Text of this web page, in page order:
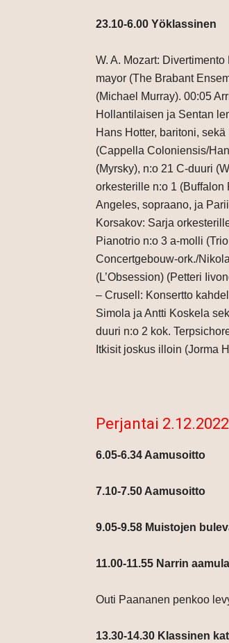
23.10-6.00 Yöklassinen
W. A. Mozart:
mayor (The Brabant
(Michael Murray). 00:05
Hollantilaisen ja Sentan
Hans Hotter, baritoni,
(Cappella Coloniensis/
(Myrsky), n:o 21 C-duuri
orkesterille n:o 1
Angeles, sopraano, ja
Korsakov: Sarja
Pianotrio n:o 3 a-molli
Concertgebouw-ork./
(L’Obsession) (Petteri
– Crusell: Konsertto
Simola ja Antti Koskela
duuri n:o 2 kok.
Itkisit joskus illoin (Jorma
Perjantai 2.12.2022
6.05-6.34 Aamusoitto
7.10-7.50 Aamusoitto
9.05-9.58 Muistojen
11.00-11.55 Narrin
Outi Paananen penkoo
13.30-14.30 Klassinen